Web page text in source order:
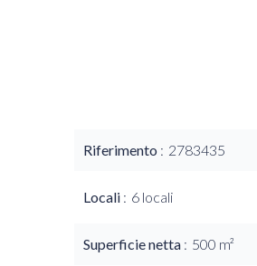
Riferimento 2783435
Locali 6 locali
Superficie netta 500 m²